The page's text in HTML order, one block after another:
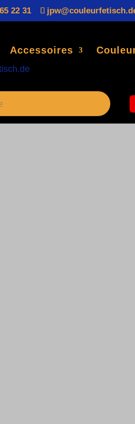
22 31
Accessoires